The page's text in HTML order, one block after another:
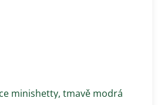
minishetty, tmavě modrá